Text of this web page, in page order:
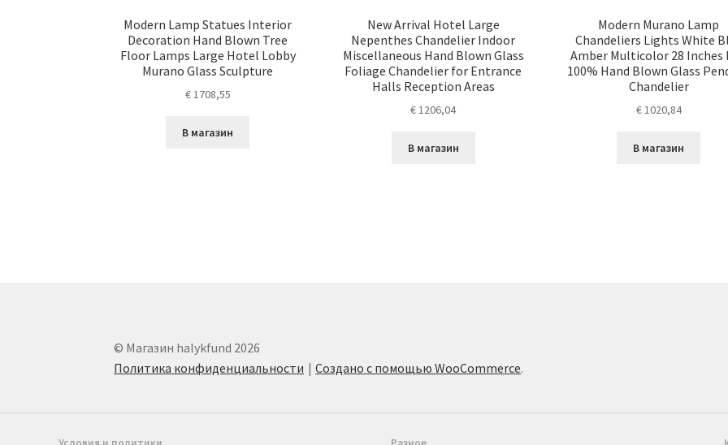
Modern Lamp Statues Interior
Decoration Hand Blown Tree
Floor Lamps Large Hotel Lobby
Murano Glass Sculpture
€1708,55
В магазин
New Arrival Hotel Large
Nepenthes Chandelier Indoor
Miscellaneous Hand Blown Glass
Foliage Chandelier for Entrance
Halls Reception Areas
€1206,04
В магазин
Modern Murano Lamp
Chandeliers Lights White
Amber Multicolor 28 Inches
100% Hand Blown Glass
Chandelier
€1020,84
В магазин
© Магазин halykfund 2026
Политика конфиденциальности
Создано с помощью WooCommerce.